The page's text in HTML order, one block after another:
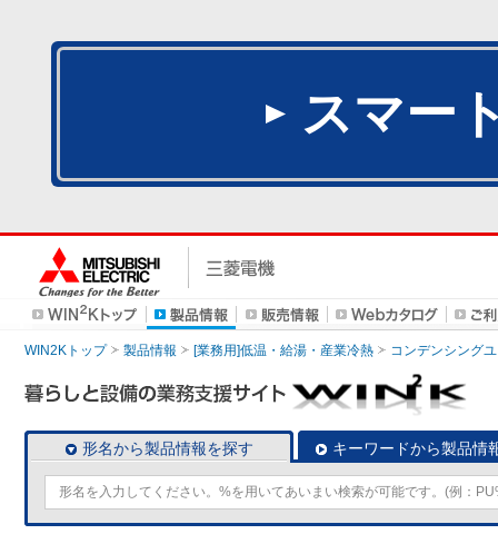
スマー
WIN2Kトップ 製品情報 [業務用]低温・給湯・産業冷熱 コンデンシング
形名から製品情報を探す キーワードから製品情